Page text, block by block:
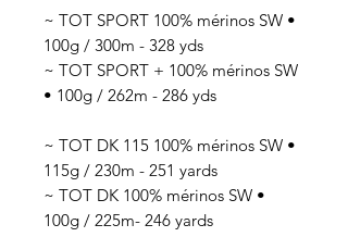
~ TOT SPORT 100% mérinos SW •
100g / 300m - 328 yds
~ TOT SPORT + 100% mérinos SW
• 100g / 262m - 286 yds
~ TOT DK 115 100% mérinos SW •
115g / 230m - 251 yards
~ TOT DK 100% mérinos SW •
100g / 225m- 246 yards